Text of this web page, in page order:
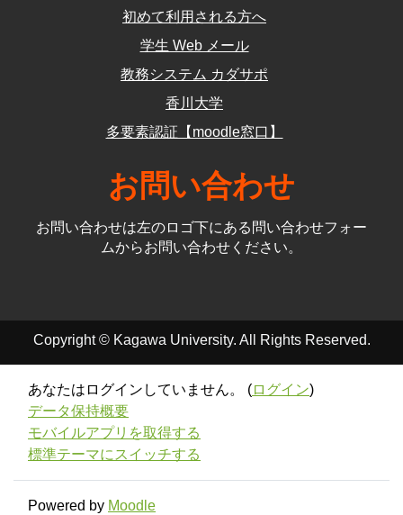
初めて利用される方へ
学生 Web メール
教務システム カダサポ
香川大学
多要素認証【moodle窓口】
お問い合わせ
お問い合わせは左のロゴ下にある問い合わせフォー
ムからお問い合わせください。
Copyright © Kagawa University. All Rights Reserved.
あなたはログインしていません。 (ログイン)
データ保持概要
モバイルアプリを取得する
標準テーマにスイッチする
Powered by Moodle